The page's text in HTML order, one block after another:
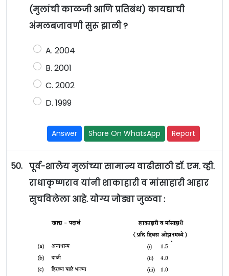
(मुलांची काळजी आणि प्रतिबंध) कायद्याची
अंमलबजावणी सुरू झाली ?
A. 2004
B. 2001
C. 2002
D. 1999
Answer Share On WhatsApp Report
50. पूर्व-शालेय मुलांच्या सामान्य वाढीसाठी डॉ. एम. व्ही.
राधाकृष्णराव यांनी शाकाहारी व मांसाहारी आहार
सुचविलेला आहे. योग्य जोड्या जुळवा :